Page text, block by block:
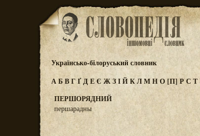
Українсько-білоруський словник
АБВГҐДЕЄ ЖЗІЙКЛМНО[П] РС Т
ПЕРШОРЯДНИЙ
першарадны